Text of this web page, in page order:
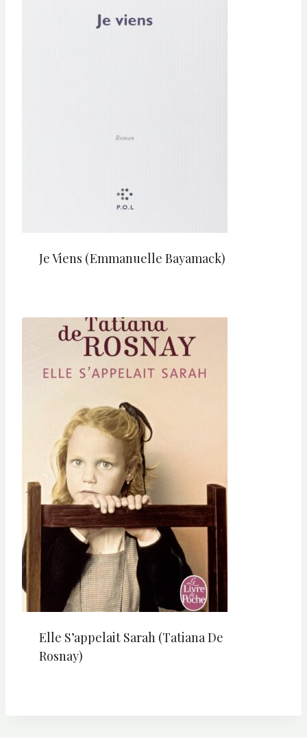
Je Viens (Emmanuelle Bayamack)
Elle S’appelait Sarah (Tatiana De
Rosnay)